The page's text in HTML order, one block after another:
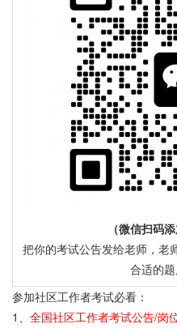
（微信扫码
把你的考试公告发给老师，老
合适的题
参加社区工作者考试必看：
1、 全国社区工作者考试公告/岗